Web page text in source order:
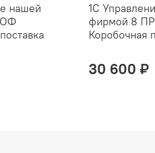
нашей
1С
фирмой 8
Коробочная
30 600 ₽